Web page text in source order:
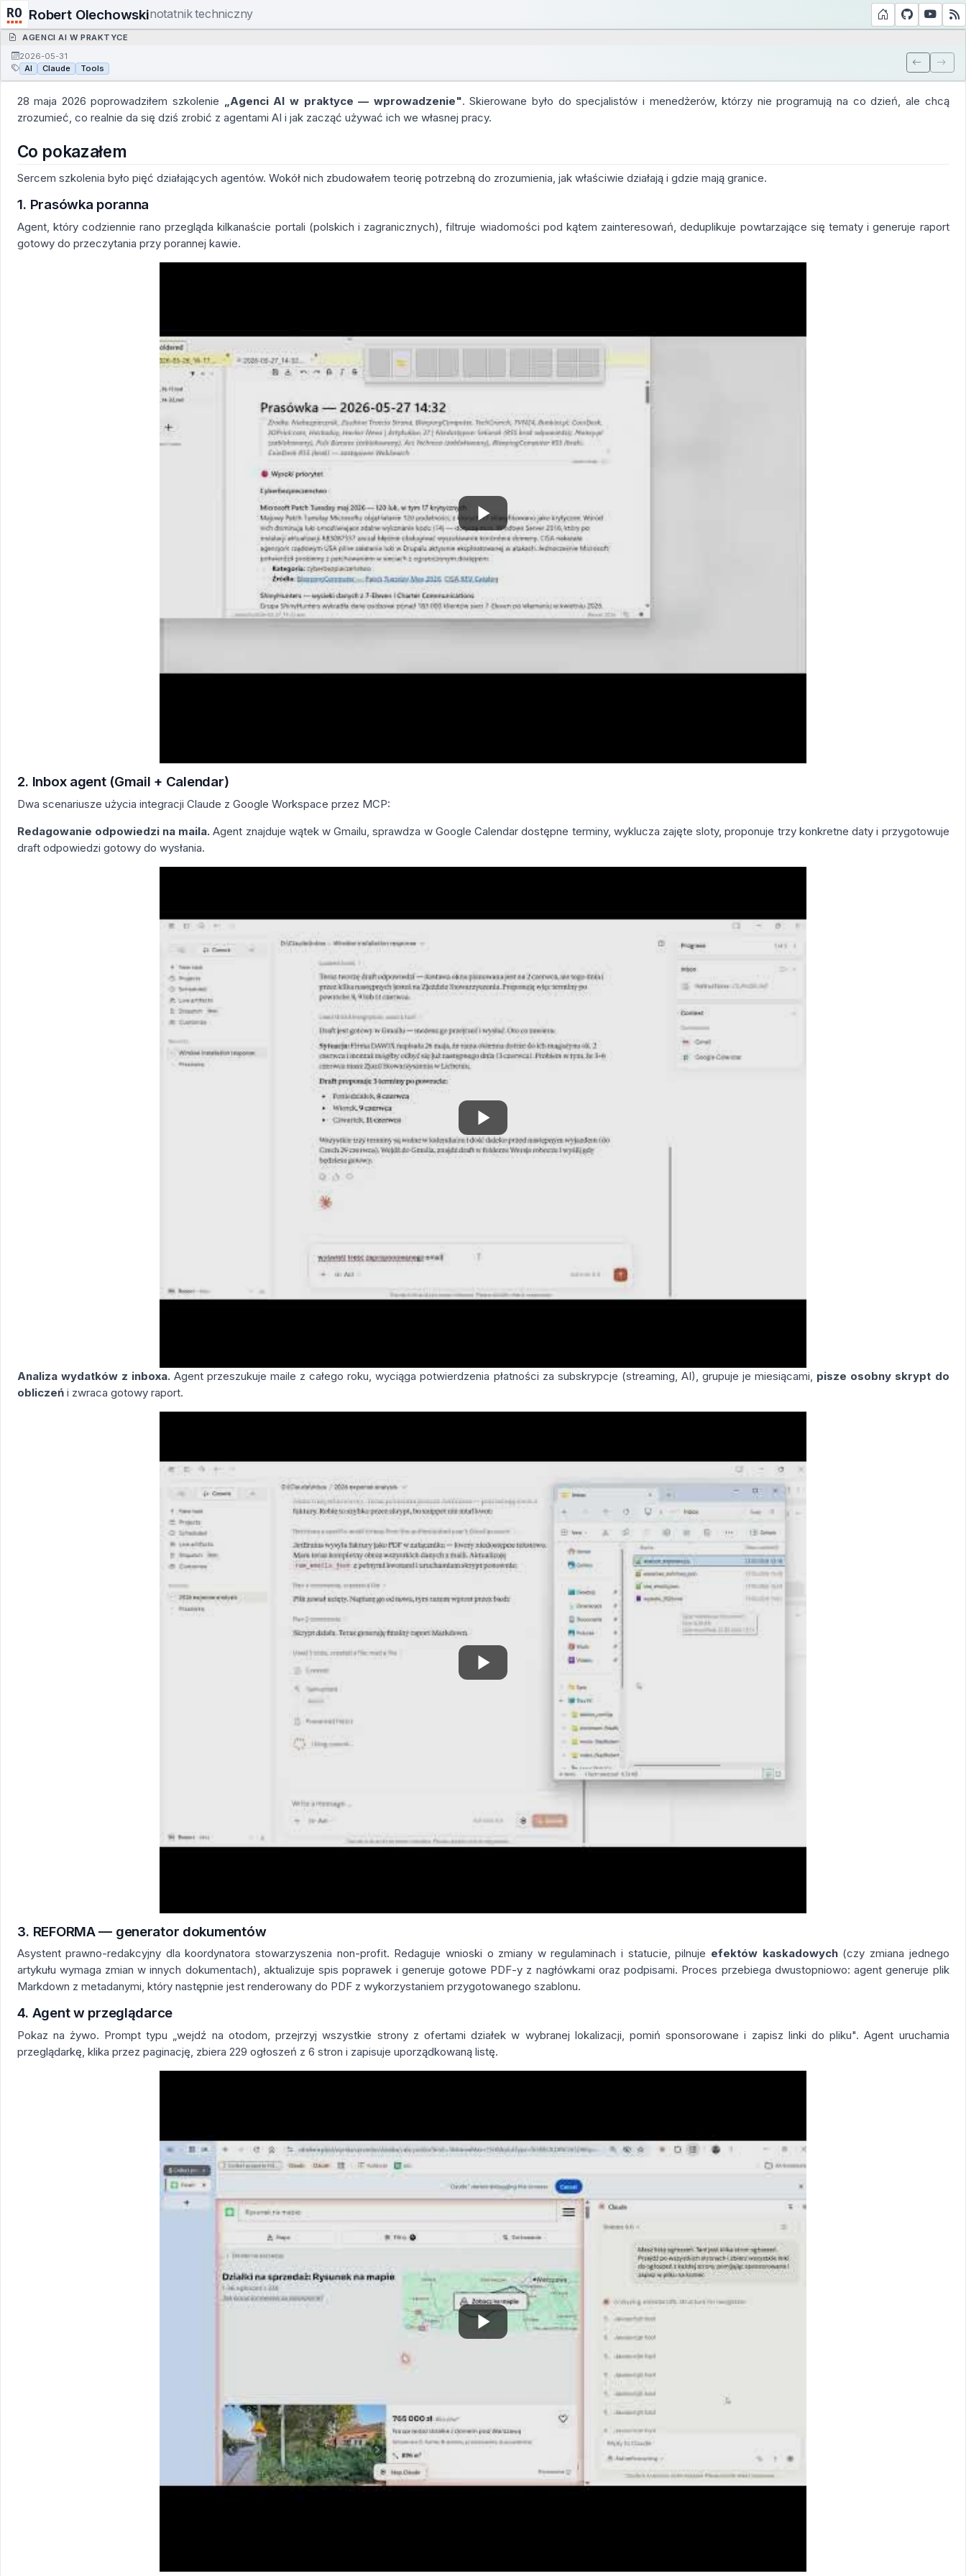
Robert Olechowskinotatnik techniczny
AGENCI AI W PRAKTYCE
2026-05-31
AI
Claude Tools
28 maja 2026 poprowadziłem szkolenie „Agenci AI w praktyce — wprowadzenie". Skierowane było do specjalistów i menedżerów, którzy nie programują na co dzień, ale chcą
zrozumieć, co realnie da się dziś zrobić z agentami AI i jak zacząć używać ich we własnej pracy.
Co pokazałem
Sercem szkolenia było pięć działających agentów. Wokół nich zbudowałem teorię potrzebną do zrozumienia, jak właściwie działają i gdzie mają granice.
1. Prasówka poranna
Agent, który codziennie rano przegląda kilkanaście portali (polskich i zagranicznych), filtruje wiadomości pod kątem zainteresowań, deduplikuje powtarzające się tematy i generuje raport
gotowy do przeczytania przy porannej kawie.
2. Inbox agent (Gmail + Calendar)
Dwa scenariusze użycia integracji Claude z Google Workspace przez MCP:
Redagowanie odpowiedzi na maila. Agent znajduje wątek w Gmailu, sprawdza w Google Calendar dostępne terminy, wyklucza zajęte sloty, proponuje trzy konkretne daty i przygotowuje
draft odpowiedzi gotowy do wysłania.
Analiza wydatków z inboxa. Agent przeszukuje maile z całego roku, wyciąga potwierdzenia płatności za subskrypcje (streaming, AI), grupuje je miesiącami, pisze osobny skrypt do
obliczeńi zwraca gotowy raport.
3. REFORMA — generator dokumentów
Asystent prawno-redakcyjny dla koordynatora stowarzyszenia non-profit. Redaguje wnioski o zmiany w regulaminach i statucie, pilnuje efektów kaskadowych(czy zmiana jednego
artykułu wymaga zmian w innych dokumentach), aktualizuje spis poprawek i generuje gotowe PDF-y z nagłówkami oraz podpisami. Proces przebiega dwustopniowo: agent generuje plik
Markdown z metadanymi, który następnie jest renderowany do PDF z wykorzystaniem przygotowanego szablonu.
4. Agent w przeglądarce
Pokaz na żywo. Prompt typu „wejdź na otodom, przejrzyj wszystkie strony z ofertami działek w wybranej lokalizacji, pomiń sponsorowane i zapisz linki do pliku". Agent uruchamia
przeglądarkę, klika przez paginację, zbiera 229 ogłoszeń z 6 stron i zapisuje uporządkowaną listę.